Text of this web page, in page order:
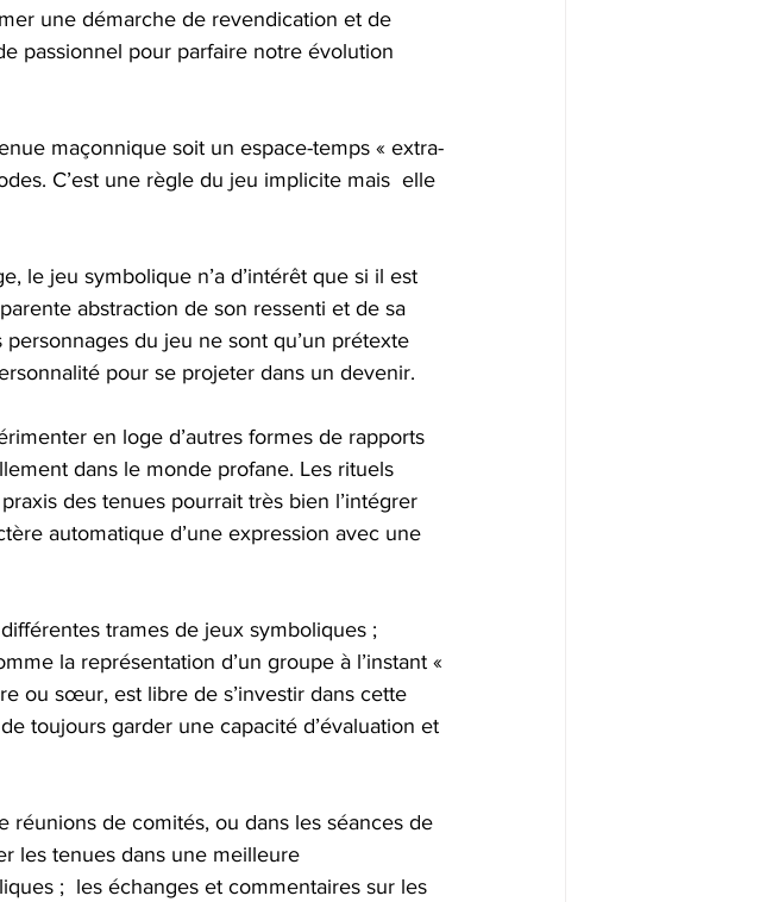
une démarche de revendication et de
passionnel pour parfaire notre évolution
maçonnique soit un espace-temps « extra-
C’est une règle du jeu implicite mais  elle
le jeu symbolique n’a d’intérêt que si il est
abstraction de son ressenti et de sa
du jeu ne sont qu’un prétexte
pour se projeter dans un devenir.
en loge d’autres formes de rapports
dans le monde profane. Les rituels
des tenues pourrait très bien l’intégrer
automatique d’une expression avec une
trames de jeux symboliques ;
la représentation d’un groupe à l’instant «
ou sœur, est libre de s’investir dans cette
toujours garder une capacité d’évaluation et
réunions de comités, ou dans les séances de
les tenues dans une meilleure
;  les échanges et commentaires sur les